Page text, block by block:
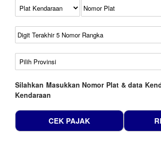
Kode Plat Kendaraan
No Plat
No Seri
No Rangka
Wilayah
Silahkan Masukkan Nomor Plat & data
Kendaraan